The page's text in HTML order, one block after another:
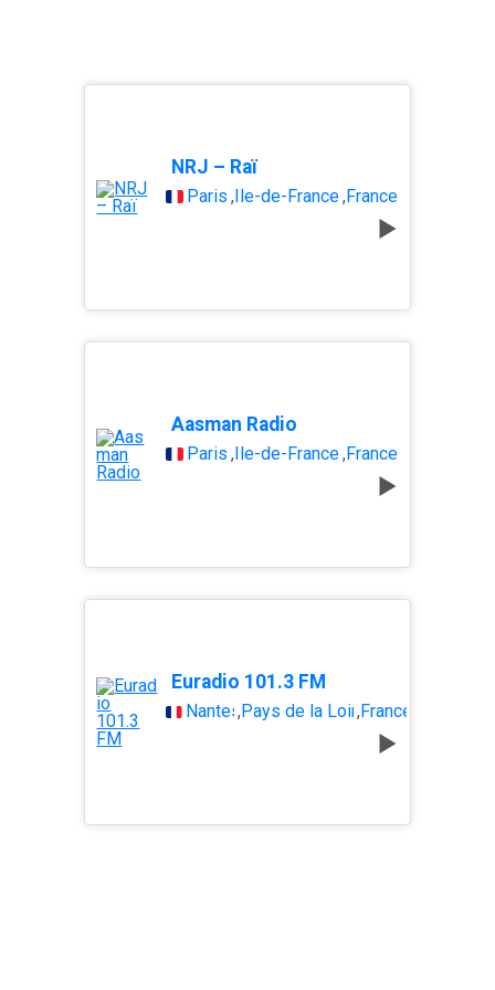
NRJ – Raï
Paris , Île-de-France,France
Aasman Radio
Paris , Île-de-France,France
Euradio 101.3 FM
Nantes,Pays de la Loire
,France